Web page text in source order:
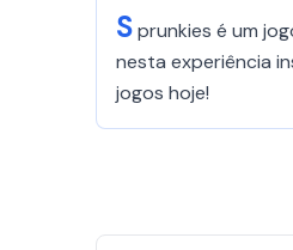
Sprunkies é um
nesta experiência
jogos hoje!